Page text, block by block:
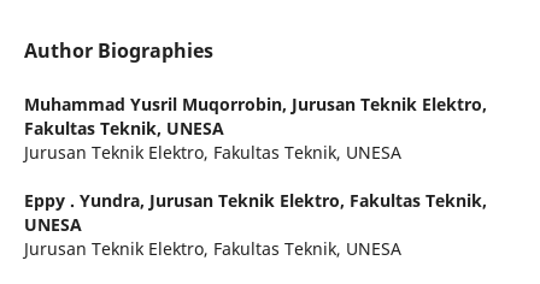
Author Biographies
Muhammad Yusril Muqorrobin, Jurusan Teknik Elektro,
Fakultas Teknik, UNESA
Jurusan Teknik Elektro, Fakultas Teknik, UNESA
Eppy . Yundra, Jurusan Teknik Elektro, Fakultas Teknik,
UNESA
Jurusan Teknik Elektro, Fakultas Teknik, UNESA